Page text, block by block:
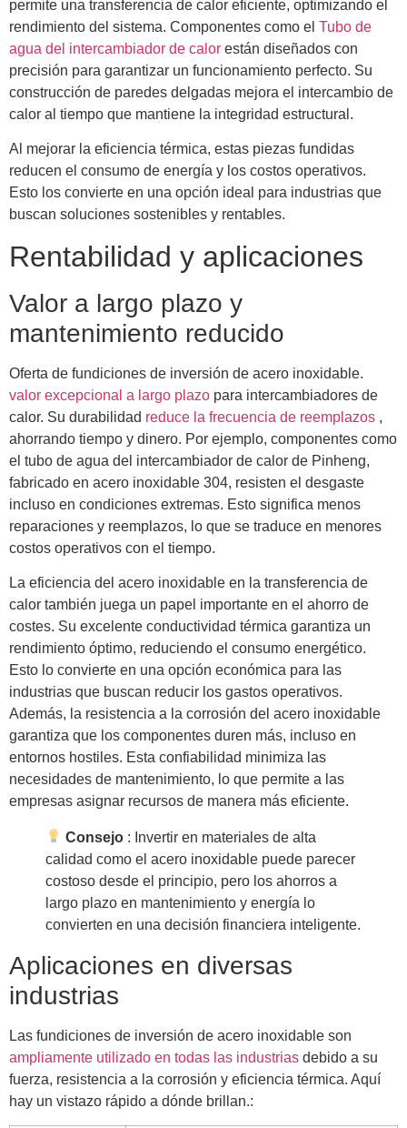
permite una transferencia de calor eficiente, optimizando el
rendimiento del sistema. Componentes como el Tubo de
agua del intercambiador de calor están diseñados con
precisión para garantizar un funcionamiento perfecto. Su
construcción de paredes delgadas mejora el intercambio de
calor al tiempo que mantiene la integridad estructural.
Al mejorar la eficiencia térmica, estas piezas fundidas
reducen el consumo de energía y los costos operativos.
Esto los convierte en una opción ideal para industrias que
buscan soluciones sostenibles y rentables.
Rentabilidad y aplicaciones
Valor a largo plazo y
mantenimiento reducido
Oferta de fundiciones de inversión de acero inoxidable.
valor excepcional a largo plazo para intercambiadores de
calor. Su durabilidad reduce la frecuencia de reemplazos ,
ahorrando tiempo y dinero. Por ejemplo, componentes como
el tubo de agua del intercambiador de calor de Pinheng,
fabricado en acero inoxidable 304, resisten el desgaste
incluso en condiciones extremas. Esto significa menos
reparaciones y reemplazos, lo que se traduce en menores
costos operativos con el tiempo.
La eficiencia del acero inoxidable en la transferencia de
calor también juega un papel importante en el ahorro de
costes. Su excelente conductividad térmica garantiza un
rendimiento óptimo, reduciendo el consumo energético.
Esto lo convierte en una opción económica para las
industrias que buscan reducir los gastos operativos.
Además, la resistencia a la corrosión del acero inoxidable
garantiza que los componentes duren más, incluso en
entornos hostiles. Esta confiabilidad minimiza las
necesidades de mantenimiento, lo que permite a las
empresas asignar recursos de manera más eficiente.
Consejo : Invertir en materiales de alta
calidad como el acero inoxidable puede parecer
costoso desde el principio, pero los ahorros a
largo plazo en mantenimiento y energía lo
convierten en una decisión financiera inteligente.
Aplicaciones en diversas
industrias
Las fundiciones de inversión de acero inoxidable son
ampliamente utilizado en todas las industrias debido a su
fuerza, resistencia a la corrosión y eficiencia térmica. Aquí
hay un vistazo rápido a dónde brillan.: